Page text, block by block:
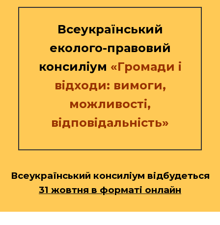
Всеукраїнський
еколого-правовий
консиліум «Громади і
відходи: вимоги,
можливості,
відповідальність»
Всеукраїнський консиліум відбудеться
31 жовтня в форматі онлайн